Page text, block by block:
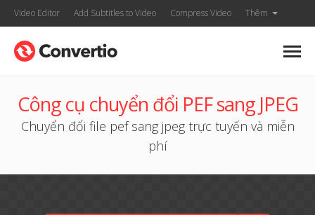
Video Editor Add Subtitles to Video Compress Video Thêm
Công cụ chuyển đổi PEF sang JPEG
Chuyển đổi file pef sang jpeg trực tuyến và miễn
phí